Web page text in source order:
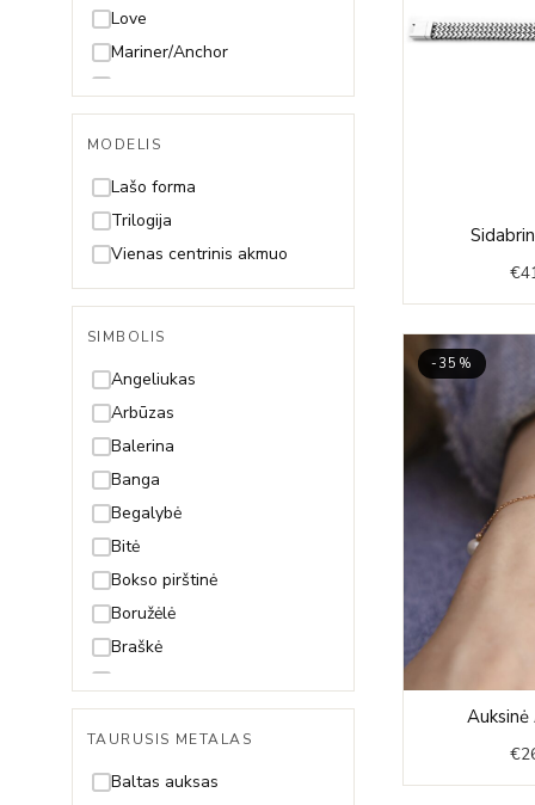
Love
Mariner/Anchor
Paperclip
Pitonas
Rolo
Rombo
Rope (Virvutė)
Singapore
MODELIS
Lašo forma
Trilogija
Vienas centrinis akmuo
SIMBOLIS
Angeliukas
Arbūzas
Balerina
Banga
Begalybė
Bitė
Bokso pirštinė
Boružėlė
Braškė
Dobilas
Drakonas
Drugelis
TAURUSIS METALAS
Baltas auksas
€
-35%
Auksinė
€